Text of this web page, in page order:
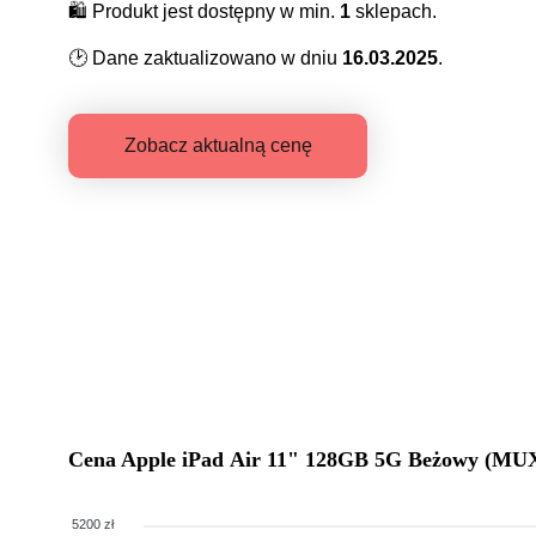
🛍️ Produkt jest dostępny w min. 1 sklepach.
🕑 Dane zaktualizowano w dniu 16.03.2025.
Zobacz aktualną cenę
Cena Apple iPad Air 11" 128GB 5G Beżowy
5200 zł